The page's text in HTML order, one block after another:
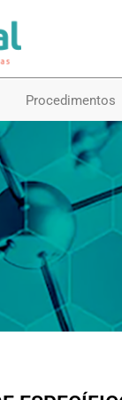
Procedimentos